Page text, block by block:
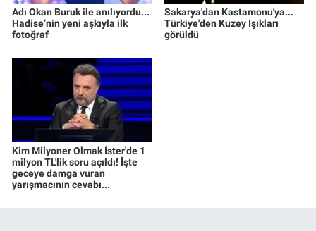
Adı Okan Buruk ile anılıyordu...
Hadise’nin yeni aşkıyla ilk
fotoğraf
Sakarya'dan Kastamonu'ya...
Türkiye'den Kuzey Işıkları
görüldü
Kim Milyoner Olmak İster'de 1
milyon TL'lik soru açıldı! İşte
geceye damga vuran
yarışmacının cevabı...